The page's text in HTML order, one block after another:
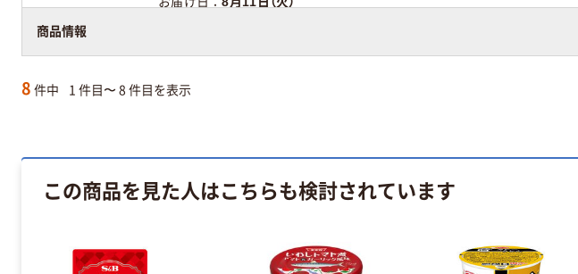
商品情報
8 件中 1 件目〜 8 件目を表示
この商品を見た人はこちらも検討されています